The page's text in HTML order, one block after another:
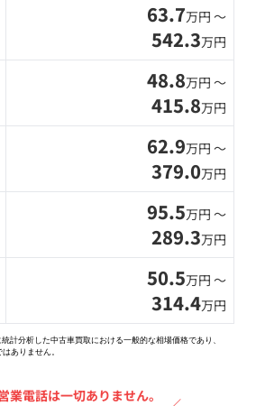
63.7万円 〜
542.3万円
48.8万円 〜
415.8万円
62.9万円 〜
379.0万円
95.5万円 〜
289.3万円
50.5万円 〜
314.4万円
計分析した中古車買取における一般的な相場価格であり、
ありません。
業電話は一切ありません。